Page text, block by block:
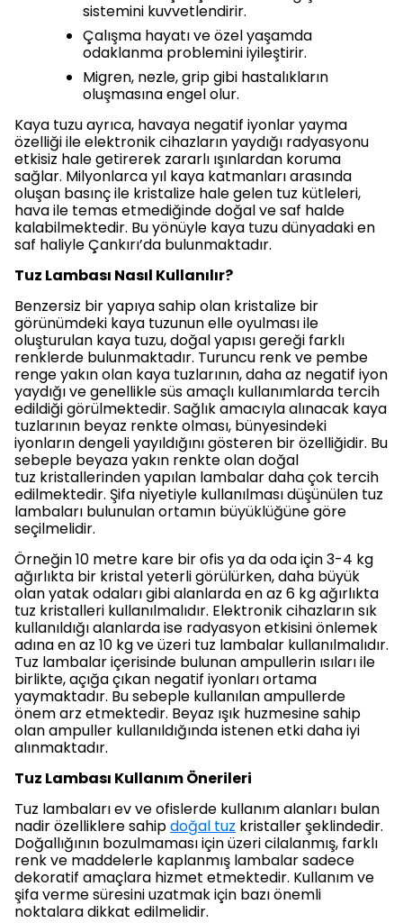
sistemini kuvvetlendirir.
Çalışma hayatı ve özel yaşamda
odaklanma problemini iyileştirir.
Migren, nezle, grip gibi hastalıkların
oluşmasına engel olur.
Kaya tuzu ayrıca, havaya negatif iyonlar yayma
özelliği ile elektronik cihazların yaydığı radyasyonu
etkisiz hale getirerek zararlı ışınlardan koruma
sağlar. Milyonlarca yıl kaya katmanları arasında
oluşan basınç ile kristalize hale gelen tuz kütleleri,
hava ile temas etmediğinde doğal ve saf halde
kalabilmektedir. Bu yönüyle kaya tuzu dünyadaki en
saf haliyle Çankırı’da bulunmaktadır.
Tuz Lambası Nasıl Kullanılır?
Benzersiz bir yapıya sahip olan kristalize bir
görünümdeki kaya tuzunun elle oyulması ile
oluşturulan kaya tuzu, doğal yapısı gereği farklı
renklerde bulunmaktadır. Turuncu renk ve pembe
renge yakın olan kaya tuzlarının, daha az negatif iyon
yaydığı ve genellikle süs amaçlı kullanımlarda tercih
edildiği görülmektedir. Sağlık amacıyla alınacak kaya
tuzlarının beyaz renkte olması, bünyesindeki
iyonların dengeli yayıldığını gösteren bir özelliğidir. Bu
sebeple beyaza yakın renkte olan doğal
tuz kristallerinden yapılan lambalar daha çok tercih
edilmektedir. Şifa niyetiyle kullanılması düşünülen tuz
lambaları bulunulan ortamın büyüklüğüne göre
seçilmelidir.
Örneğin 10 metre kare bir ofis ya da oda için 3-4 kg
ağırlıkta bir kristal yeterli görülürken, daha büyük
olan yatak odaları gibi alanlarda en az 6 kg ağırlıkta
tuz kristalleri kullanılmalıdır. Elektronik cihazların sık
kullanıldığı alanlarda ise radyasyon etkisini önlemek
adına en az 10 kg ve üzeri tuz lambalar kullanılmalıdır.
Tuz lambalar içerisinde bulunan ampullerin ısıları ile
birlikte, açığa çıkan negatif iyonları ortama
yaymaktadır. Bu sebeple kullanılan ampullerde
önem arz etmektedir. Beyaz ışık huzmesine sahip
olan ampuller kullanıldığında istenen etki daha iyi
alınmaktadır.
Tuz Lambası Kullanım Önerileri
Tuz lambaları ev ve ofislerde kullanım alanları bulan
nadir özelliklere sahipdoğal tuz kristaller şeklindedir.
Doğallığının bozulmaması için üzeri cilalanmış, farklı
renk ve maddelerle kaplanmış lambalar sadece
dekoratif amaçlara hizmet etmektedir. Kullanım ve
şifa verme süresini uzatmak için bazı önemli
noktalara dikkat edilmelidir.